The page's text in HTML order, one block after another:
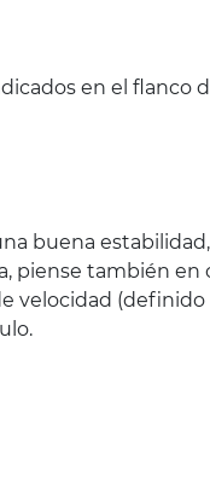
en el flanco
buena
piense también